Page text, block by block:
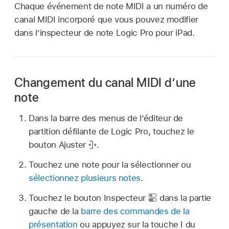
Chaque événement de note MIDI a un numéro de
canal MIDI incorporé que vous pouvez modifier
dans l’inspecteur de note Logic Pro pour iPad.
Changement du canal MIDI d’une
note
Dans la barre des menus de l’éditeur de
partition défilante de Logic Pro, touchez le
bouton Ajuster
.
Touchez une note pour la sélectionner ou
sélectionnez plusieurs notes.
Touchez le bouton Inspecteur
dans la partie
gauche de la barre des commandes de la
présentation ou appuyez sur la touche I du